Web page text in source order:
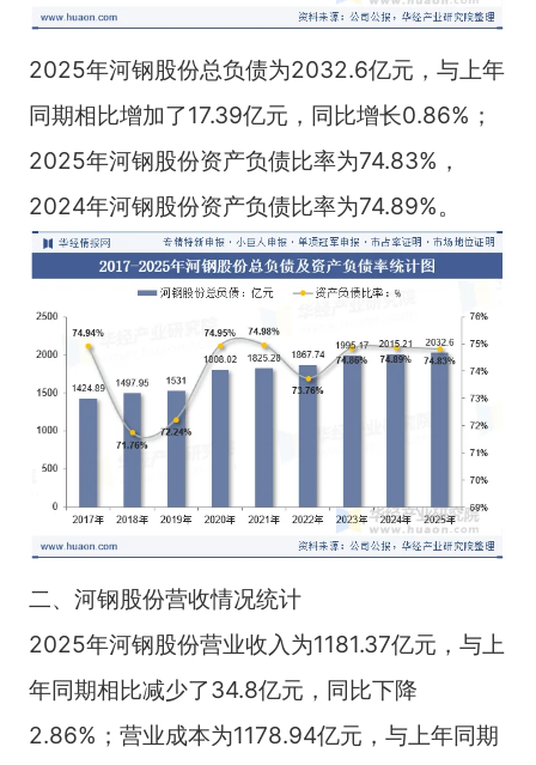
2025年河钢股份总负债为2032.6亿元，与上年
同期相比增加了17.39亿元，同比增长0.86%；
2025年河钢股份资产负债比率为74.83%，
2024年河钢股份资产负债比率为74.89%。
二、河钢股份营收情况统计
2025年河钢股份营业收入为1181.37亿元，与上
年同期相比减少了34.8亿元，同比下降
2.86%；营业成本为1178.94亿元，与上年同期